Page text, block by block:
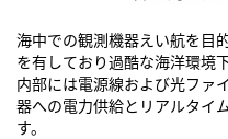
海中での観測機器えい航を目
を有しており過酷な海洋環境
内部には電源線および光ファ
器への電力供給とリアルタイ
す。